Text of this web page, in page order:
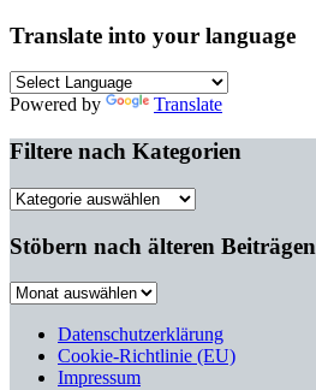
Translate into your language
Powered by Translate
Filtere nach Kategorien
Filtere
Kategorien
Stöbern nach älteren Beiträgen
Stöbern
älteren
Beiträgen
Datenschutzerklärung
Cookie-Richtlinie (EU)
Impressum